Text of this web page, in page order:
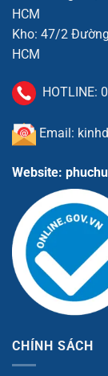
HCM
Kho: 47/2
HCM
HOTLINE:
Email:
Website:
CHÍNH SÁCH